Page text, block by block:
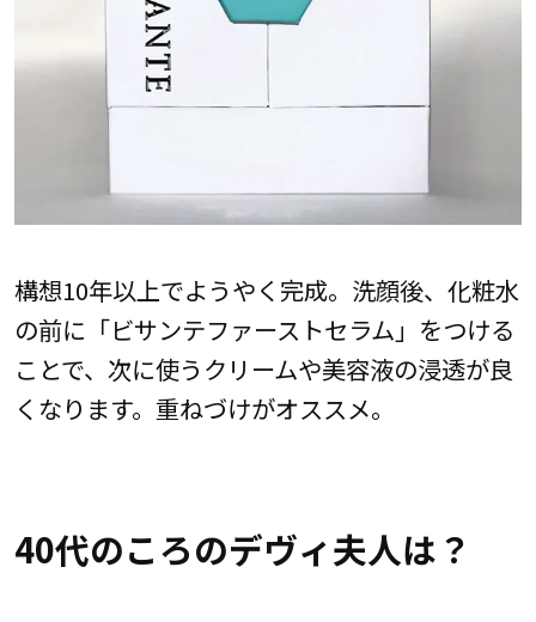
構想10年以上でようやく完成。洗顔後、化粧水
の前に「ビサンテファーストセラム」をつける
ことで、次に使うクリームや美容液の浸透が良
くなります。重ねづけがオススメ。
40代のころのデヴィ夫人は？